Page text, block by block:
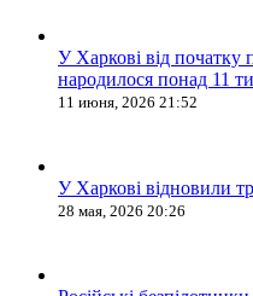
У Харкові від початку
народилося понад 11
11 июня, 2026 21:52
У Харкові відновили
28 мая, 2026 20:26